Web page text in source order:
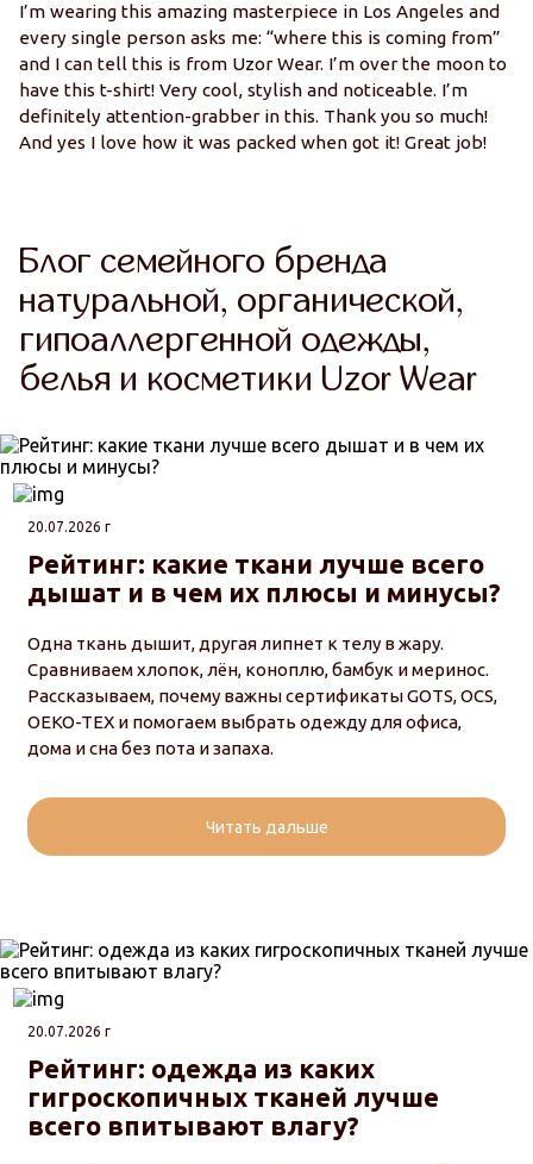
I’m wearing this amazing masterpiece in Los Angeles and
every single person asks me: “where this is coming from”
and I can tell this is from Uzor Wear. I’m over the moon to
have this t-shirt! Very cool, stylish and noticeable. I’m
definitely attention-grabber in this. Thank you so much!
And yes I love how it was packed when got it! Great job!
Блог семейного бренда
натуральной, органической,
гипоаллергенной одежды,
белья и косметики Uzor Wear
20.07.2026 г
Рейтинг: какие ткани лучше всего
дышат и в чем их плюсы и минусы?
Одна ткань дышит, другая липнет к телу в жару.
Сравниваем хлопок, лён, коноплю, бамбук и меринос.
Рассказываем, почему важны сертификаты GOTS, OCS,
OEKO-TEX и помогаем выбрать одежду для офиса,
дома и сна без пота и запаха.
Читать дальше
20.07.2026 г
Рейтинг: одежда из каких
гигроскопичных тканей лучше
всего впитывают влагу?